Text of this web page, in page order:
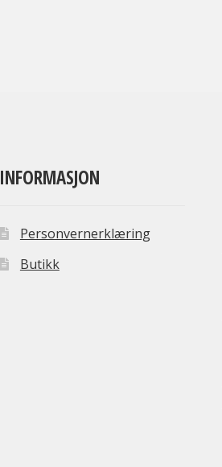
INFORMASJON
Personvernerklæring
Butikk